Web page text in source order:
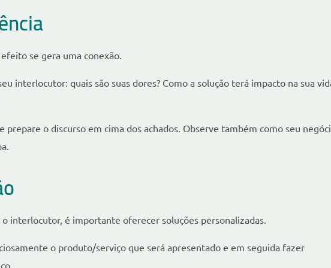
se gera uma conexão.
interlocutor: quais são suas dores? Como a solução terá impacto na sua
prepare o discurso em cima dos achados. Observe também como seu
interlocutor, é importante oferecer soluções personalizadas.
o produto/serviço que será apresentado e em seguida fazer